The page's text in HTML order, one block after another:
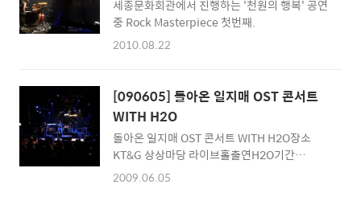
세종문화회관에서 진행하는 '천원의 행복' 공연
중 Rock Masterpiece 첫번째.
2010.08.22
[090605] 돌아온 일지매 OST 콘서트
WITH H2O
돌아온 일지매 OST 콘서트 WITH H2O장소
KT&G 상상마당 라이브홀출연H2O기간
2009.06.05(금) ~ 2009.06.06(토)가격지정석
2009.06.05